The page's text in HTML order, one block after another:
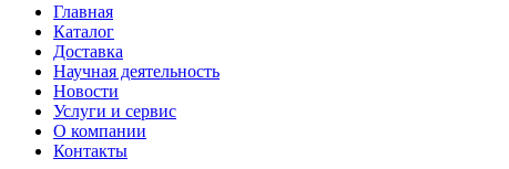
Главная
Каталог
Доставка
Научная деятельность
Новости
Услуги и сервис
О компании
Контакты